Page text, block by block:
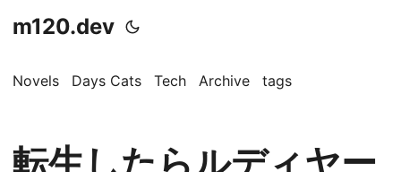
m120.dev
Novels Days Cats Tech Archive tags
転生したらルディヤー